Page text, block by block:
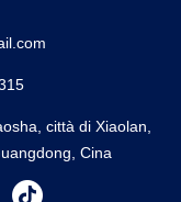
città di Xiaolan,
Cina